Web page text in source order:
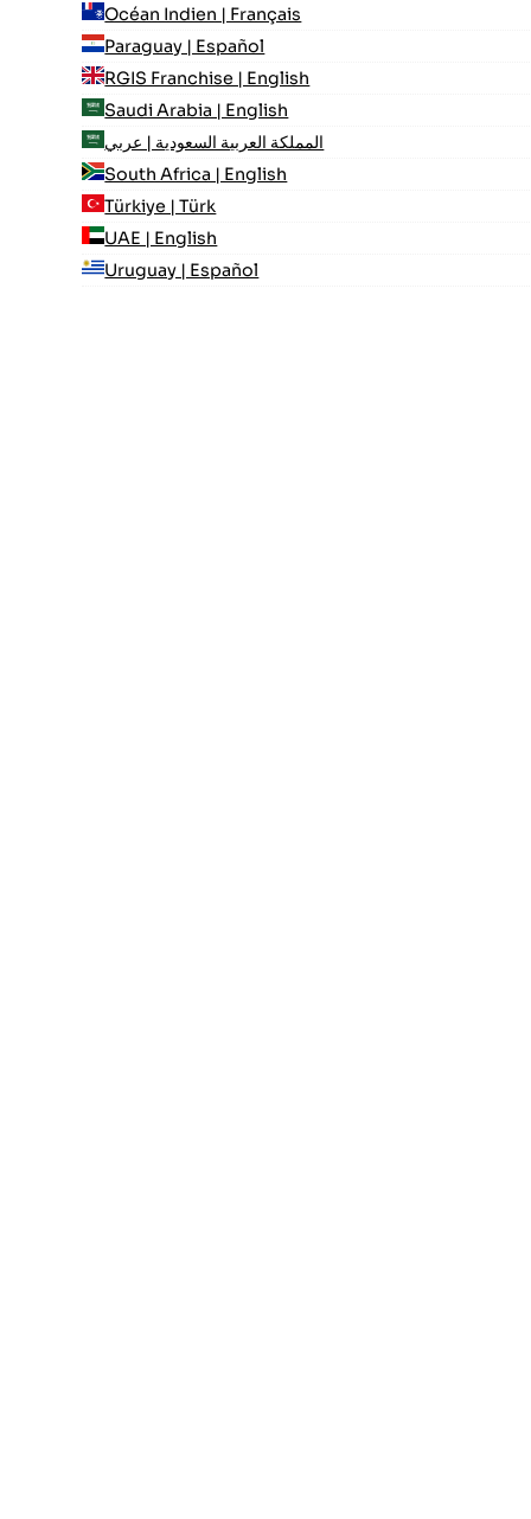
Océan Indien | Français
Paraguay | Español
RGIS Franchise | English
Saudi Arabia | English
المملكة العربية السعودية | عربي
South Africa | English
Türkiye | Türk
UAE | English
Uruguay | Español